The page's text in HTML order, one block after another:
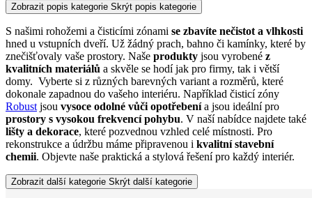
Zobrazit popis kategorie Skrýt popis kategorie
S našimi rohožemi a čisticími zónami se zbavíte nečistot a vlhkosti
hned u vstupních dveří. Už žádný prach, bahno či kamínky, které by
znečišťovaly vaše prostory. Naše produkty jsou vyrobené z
kvalitních materiálů a skvěle se hodí jak pro firmy, tak i větší
domy. Vyberte si z různých barevných variant a rozměrů, které
dokonale zapadnou do vašeho interiéru. Například čisticí zóny
Robust jsou vysoce odolné vůči opotřebenía jsou ideální pro
prostory s vysokou frekvencí pohybu. V naší nabídce najdete také
lišty a dekorace, které pozvednou vzhled celé místnosti. Pro
rekonstrukce a údržbu máme připravenou i kvalitní stavební
chemii. Objevte naše praktická a stylová řešení pro každý interiér.
Zobrazit další kategorie Skrýt další kategorie